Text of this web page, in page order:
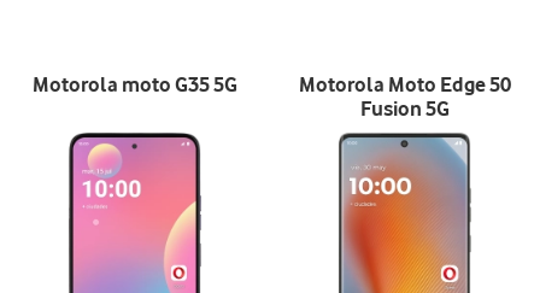
Motorola moto G35 5G
Motorola Moto Edge 50
Fusion 5G